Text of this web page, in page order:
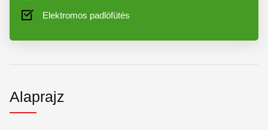
Elektromos padlófütés
Alaprajz